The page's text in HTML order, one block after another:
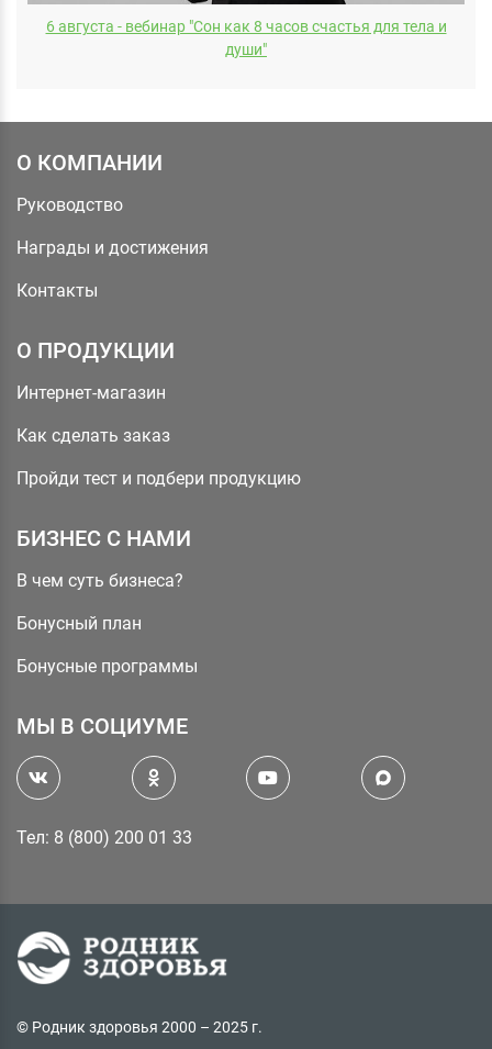
6 августа - вебинар "Сон как 8 часов счастья для тела и
души"
О КОМПАНИИ
Руководство
Награды и достижения
Контакты
О ПРОДУКЦИИ
Интернет-магазин
Как сделать заказ
Пройди тест и подбери продукцию
БИЗНЕС С НАМИ
В чем суть бизнеса?
Бонусный план
Бонусные программы
МЫ В СОЦИУМЕ
Тел: 8 (800) 200 01 33
© Родник здоровья 2000 – 2025 г.